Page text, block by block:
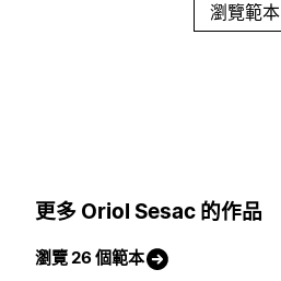
瀏覽範本
更多 Oriol Sesac 的作品
瀏覽 26 個範本